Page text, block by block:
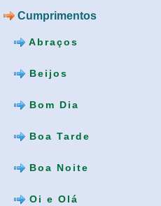
Cumprimentos
Abraços
Beijos
Bom Dia
Boa Tarde
Boa Noite
Oi e Olá